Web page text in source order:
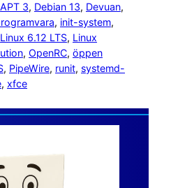
APT 3, Debian 13, Devuan
, init-system
Linux 6.12 LTS, Linux
, OpenRC, öppen
, PipeWire, runit, systemd-
, xfce